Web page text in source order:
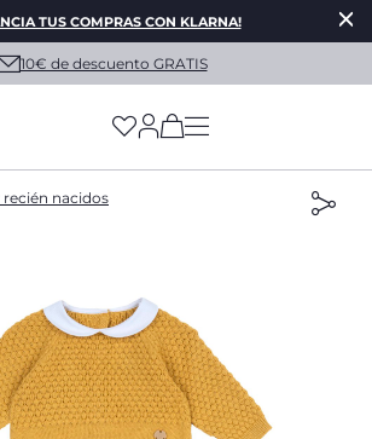
TUS COMPRAS CON KLARNA!
10€ de descuento GRATIS
(has more options
recién nacidos